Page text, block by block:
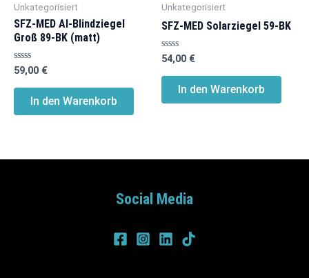
Unkategorisiert
SFZ-MED Al-Blindziegel
Groß 89-BK (matt)
Bewertet
mit
0
59,00 €
In den Warenkorb
Unkategorisiert
SFZ-MED Solarziegel 59-BK
Bewertet
mit
0
54,00 €
In den Warenkorb
Social Media